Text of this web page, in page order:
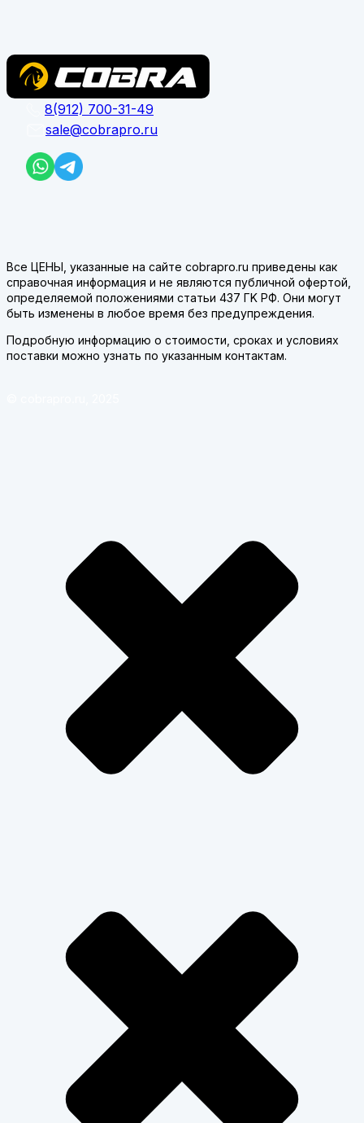
8(912) 700-31-49
sale@cobrapro.ru
Все ЦЕНЫ, указанные на сайте cobrapro.ru приведены как
справочная информация и не являются публичной офертой,
определяемой положениями статьи 437 ГK РФ. Они могут
быть изменены в любое время без предупреждения.
Подробную информацию о стоимости, сроках и условиях
поставки можно узнать по указанным контактам.